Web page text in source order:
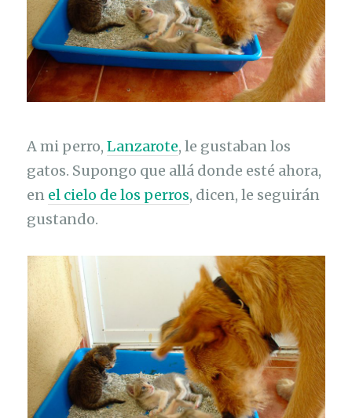
A mi perro,Lanzarote, le gustaban los
gatos. Supongo que allá donde esté ahora,
en el cielo de los perros, dicen, le seguirán
gustando.